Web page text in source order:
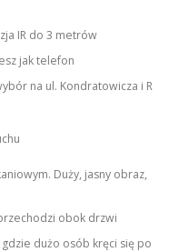
IR do 3 metrów
jak telefon
na ul. Kondratowicza i R
Duży, jasny obraz,
obok drzwi
dużo osób kręci się po